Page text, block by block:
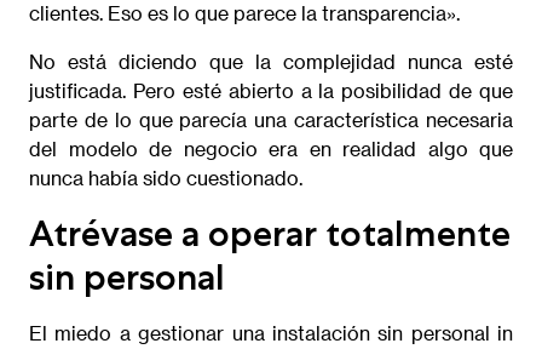
clientes. Eso es lo que parece la transparencia».
No está diciendo que la complejidad nunca esté
justificada. Pero esté abierto a la posibilidad de que
parte de lo que parecía una característica necesaria
del modelo de negocio era en realidad algo que
nunca había sido cuestionado.
Atrévase a operar totalmente
sin personal
El miedo a gestionar una instalación sin personal in